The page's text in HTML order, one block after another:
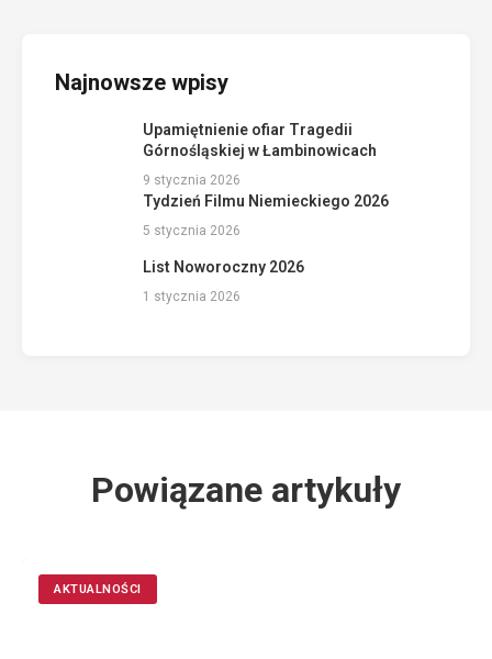
Najnowsze wpisy
Upamiętnienie ofiar Tragedii
Górnośląskiej w Łambinowicach
9 stycznia 2026
Tydzień Filmu Niemieckiego 2026
5 stycznia 2026
List Noworoczny 2026
1 stycznia 2026
Powiązane artykuły
AKTUALNOŚCI